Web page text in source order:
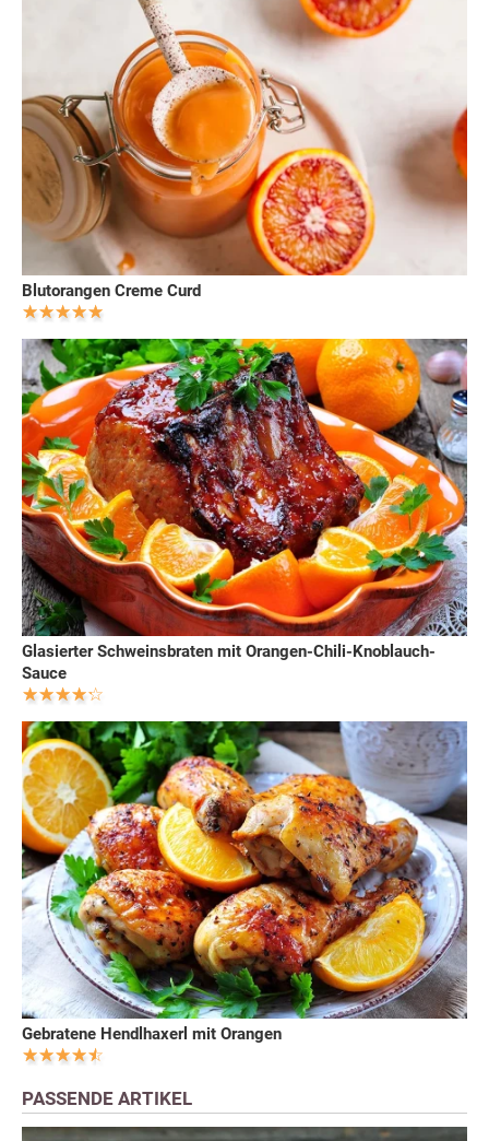
Blutorangen Creme Curd
Glasierter Schweinsbraten mit Orangen-Chili-Knoblauch-
Sauce
Gebratene Hendlhaxerl mit Orangen
PASSENDE ARTIKEL